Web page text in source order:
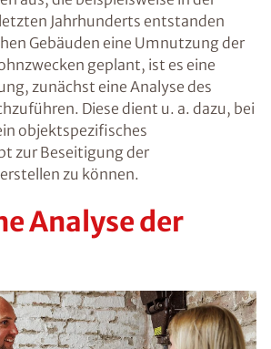
Jahrhunderts entstanden
Gebäuden eine Umnutzung der
geplant, ist es eine
zunächst eine Analyse des
Diese dient u. a. dazu, bei
objektspezifisches
zur Beseitigung der
zu können.
Analyse der